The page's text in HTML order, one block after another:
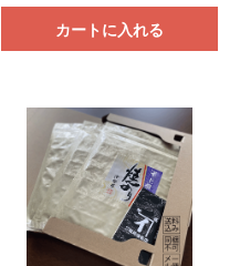
カートに入れる